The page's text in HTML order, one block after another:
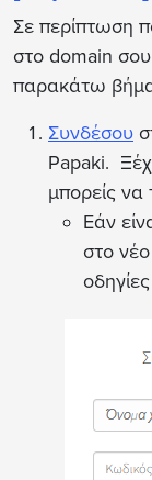
Σε περίπτωση
στο domain
παρακάτω
Συνδέσου
Papaki.
μπορείς να
Εάν
στο
οδηγίες